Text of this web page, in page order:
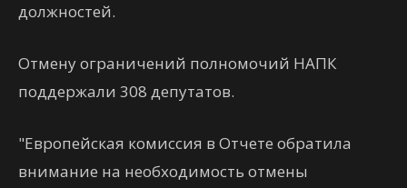
должностей.
Отмену ограничений полномочий НАПК
поддержали 308 депутатов.
"Европейская комиссия в Отчете обратила
внимание на необходимость отмены